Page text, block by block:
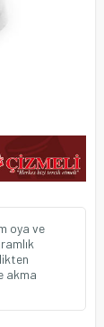
oya ve
akma